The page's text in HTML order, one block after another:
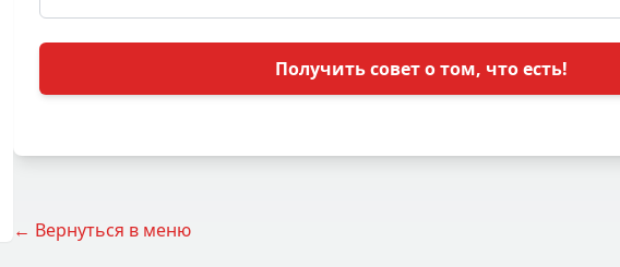
Получить совет о том, что есть!
← Вернуться в меню